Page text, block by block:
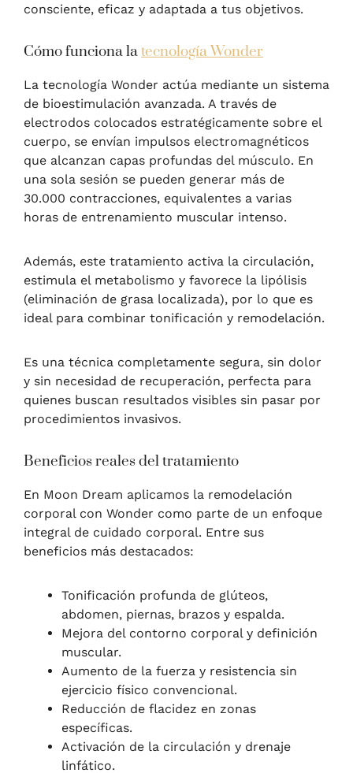
consciente, eficaz y adaptada a tus objetivos.
Cómo funciona latecnología Wonder
La tecnología Wonder actúa mediante un sistema
de bioestimulación avanzada. A través de
electrodos colocados estratégicamente sobre el
cuerpo, se envían impulsos electromagnéticos
que alcanzan capas profundas del músculo. En
una sola sesión se pueden generar más de
30.000 contracciones, equivalentes a varias
horas de entrenamiento muscular intenso.
Además, este tratamiento activa la circulación,
estimula el metabolismo y favorece la lipólisis
(eliminación de grasa localizada), por lo que es
ideal para combinar tonificación y remodelación.
Es una técnica completamente segura, sin dolor
y sin necesidad de recuperación, perfecta para
quienes buscan resultados visibles sin pasar por
procedimientos invasivos.
Beneficios reales del tratamiento
En Moon Dream aplicamos la remodelación
corporal con Wonder como parte de un enfoque
integral de cuidado corporal. Entre sus
beneficios más destacados:
Tonificación profunda de glúteos,
abdomen, piernas, brazos y espalda.
Mejora del contorno corporal y definición
muscular.
Aumento de la fuerza y resistencia sin
ejercicio físico convencional.
Reducción de flacidez en zonas
específicas.
Activación de la circulación y drenaje
linfático.